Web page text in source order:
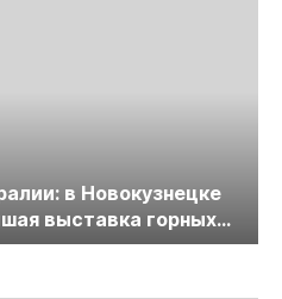
в Новокузнецке
выставка горных
Уголь России и